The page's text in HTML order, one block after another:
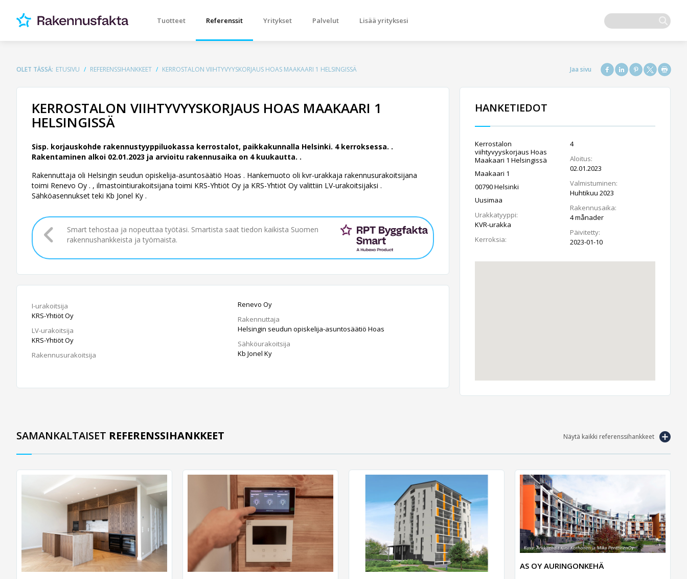
Tuotteet Referenssit Yritykset Palvelut Lisää yrityksesi
OLET TÄSSÄ: ETUSIVU REFERENSSIHANKKEET KERROSTALON VIIHTYVYYSKORJAUS HOAS MAAKAARI 1 HELSINGISSÄ
KERROSTALON VIIHTYVYYSKORJAUS HOAS MAAKAARI 1
HELSINGISSÄ
Sisp. korjauskohde rakennustyyppiluokassa kerrostalot, paikkakunnalla Helsinki. 4 kerroksessa. .
Rakentaminen alkoi 02.01.2023 ja arvioitu rakennusaika on 4 kuukautta. .
Rakennuttaja oli Helsingin seudun opiskelija-asuntosäätiö Hoas . Hankemuoto oli kvr-urakkaja rakennusurakoitsijana
toimi Renevo Oy . , ilmastointiurakoitsijana toimi KRS-Yhtiöt Oy ja KRS-Yhtiöt Oy valittiin LV-urakoitsijaksi .
Sähköasennukset teki Kb Jonel Ky .
Smart tehostaa ja nopeuttaa työtäsi. Smartista saat tiedon kaikista Suomen
rakennushankkeista ja työmaista.
I-urakoitsija
KRS-Yhtiöt Oy
LV-urakoitsija
KRS-Yhtiöt Oy
Rakennusurakoitsija
Renevo Oy
Rakennuttaja
Helsingin seudun opiskelija-asuntosäätiö Hoas
Sähköurakoitsija
Kb Jonel Ky
HANKETIEDOT
Kerrostalon
viihtyvyyskorjaus Hoas
Maakaari 1 Helsingissä
Maakaari 1
00790 Helsinki
Uusimaa
Urakkatyyppi:
KVR-urakka
Kerroksia:
4
Aloitus:
02.01.2023
Valmistuminen:
Huhtikuu 2023
Rakennusaika:
4 månader
Päivitetty:
2023-01-10
Näytä kaikki referenssihankkeet
SAMANKALTAISET REFERENSSIHANKKEET
AS OY AURINGONKEHÄ